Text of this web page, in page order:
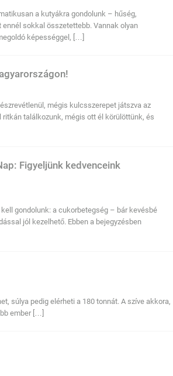
a kutyákra gondolunk – hűség,
sokkal összetettebb. Vannak olyan
képességgel, […]
mégis kulcsszerepet játszva az
találkozunk, mégis ott él körülöttünk, és
Figyeljünk kedvenceink
gondolunk: a cukorbetegség – bár kevésbé
jól kezelhető. Ebben a bejegyzésben
súlya pedig elérheti a 180 tonnát. A szíve akkora,
ember […]